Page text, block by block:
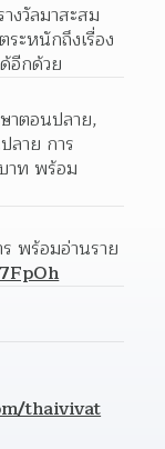
งวัลมาสะสม
ะหนักถึงเรื่อง
อีกด้วย
าตอนปลาย,
าย การ
าท พร้อม
พร้อมอ่านราย
thaivivat